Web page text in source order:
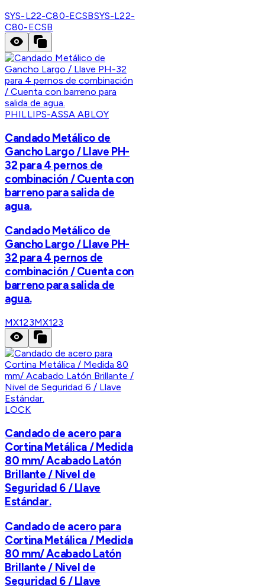
SYS-L22-C80-ECSBSYS-L22-
C80-ECSB
PHILLIPS-ASSA ABLOY
Candado Metálico de
Gancho Largo / Llave PH-
32 para 4 pernos de
combinación / Cuenta con
barreno para salida de
agua.
Candado Metálico de
Gancho Largo / Llave PH-
32 para 4 pernos de
combinación / Cuenta con
barreno para salida de
agua.
MX123MX123
LOCK
Candado de acero para
Cortina Metálica / Medida
80 mm/ Acabado Latón
Brillante / Nivel de
Seguridad 6 / Llave
Estándar.
Candado de acero para
Cortina Metálica / Medida
80 mm/ Acabado Latón
Brillante / Nivel de
Seguridad 6 / Llave